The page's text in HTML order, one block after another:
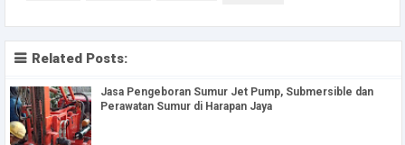
Related Posts:
Jasa Pengeboran Sumur Jet Pump, Submersible dan
Perawatan Sumur di Harapan Jaya